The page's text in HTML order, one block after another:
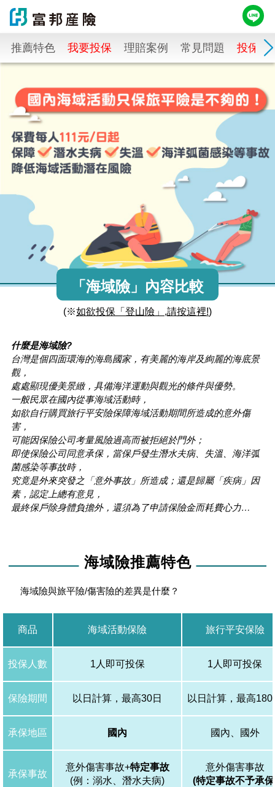
推薦特色 我要投保 理賠案例 常見問題 投保後
「海域險」內容比較
(※如欲投保「登山險」,請按這裡!)
什麼是海域險?
台灣是個四面環海的海島國家，有美麗的海岸及絢麗的海底景
觀，
處處顯現優美景緻，具備海洋運動與觀光的條件與優勢。
一般民眾在國內從事海域活動時，
如欲自行購買旅行平安險保障海域活動期間所造成的意外傷
害，
可能因保險公司考量風險過高而被拒絕於門外；
即使保險公司同意承保，當保戶發生潛水夫病、失溫、海洋弧
菌感染等事故時，
究竟是外來突發之「意外事故」所造成；還是歸屬「疾病」因
素，認定上總有意見，
最終保戶除身體負擔外，還須為了申請保險金而耗費心力…
海域險推薦特色
海域險與旅平險/傷害險的差異是什麼？
商品 海域活動保險 旅行平安保險
投保人數 1人即可投保 1人即可投保
保險期間 以日計算，最高30日 以日計算，最高180
承保地區 國內 國內、國外
承保事故
意外傷害事故+特定事故
(例：溺水、潛水夫病)
意外傷害事故
(特定事故不予承